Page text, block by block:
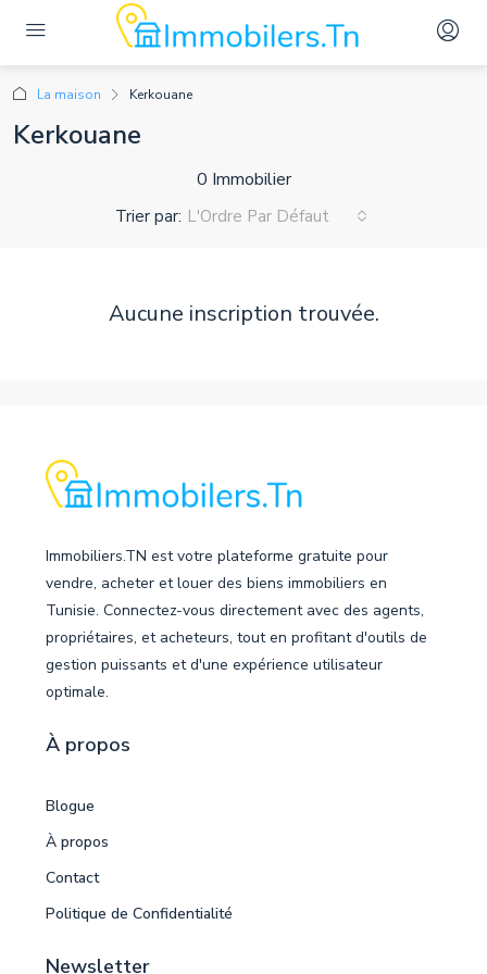
La maison Kerkouane
Kerkouane
0 Immobilier
Trier par: L'Ordre Par Défaut
Aucune inscription trouvée.
Immobiliers.TN est votre plateforme gratuite pour
vendre, acheter et louer des biens immobiliers en
Tunisie. Connectez-vous directement avec des agents,
propriétaires, et acheteurs, tout en profitant d'outils de
gestion puissants et d'une expérience utilisateur
optimale.
À propos
Blogue
À propos
Contact
Politique de Confidentialité
Newsletter